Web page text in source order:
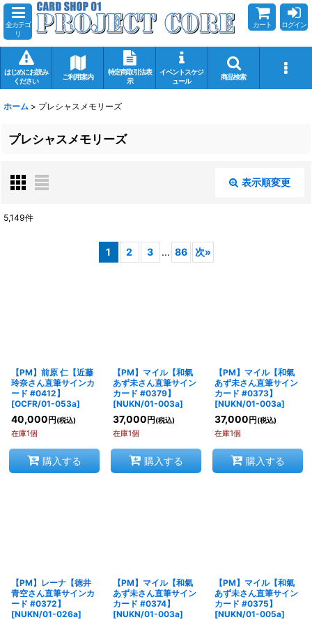
全カテゴ
リ
カート ログイン
はじめにお読み
ください
ご利用案内
特定商取引法表
示
イベントスケジ
ュール
商品検索
ホーム > プレシャスメモリーズ
プレシャスメモリーズ
表示順変更
絞り込む
5,149件
1 2 3 ... 86 次»
【PM】前原 仁【近藤
玲奈さん直筆サインカ
ード #0412】
[OCFR/01-053a]
40,000 円 (税込)
在庫1個
購入する
【PM】マイル【和氣
あず未さん直筆サイン
カード #0379】
[NUKN/01-003a]
37,000 円 (税込)
在庫1個
購入する
【PM】マイル【和氣
あず未さん直筆サイン
カード #0373】
[NUKN/01-003a]
37,000 円 (税込)
在庫1個
購入する
【PM】レーナ【徳井
青空さん直筆サインカ
ード #0372】
[NUKN/01-026a]
【PM】マイル【和氣
あず未さん直筆サイン
カード #0374】
[NUKN/01-003a]
【PM】マイル【和氣
あず未さん直筆サイン
カード #0375】
[NUKN/01-005a]